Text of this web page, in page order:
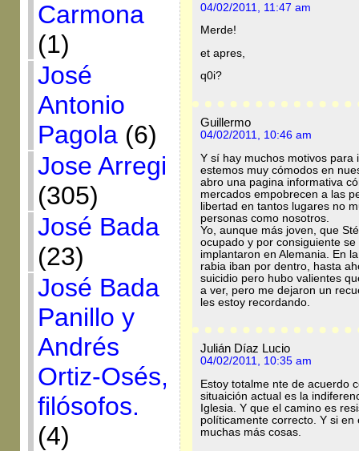
Carmona
(1)
José
Antonio
Pagola(6)
Jose Arregi
(305)
José Bada
(23)
José Bada
Panillo y
Andrés
Ortiz-Osés,
filósofos.
(4)
04/02/2011, 11:47 am
Merde!
et apres,
q0i?
Guillermo
04/02/2011, 10:46 am
Y sí hay muchos motivos para
estemos muy cómodos en
abro una pagina informativa
mercados empobrecen a las
libertad en tantos lugares no
personas como nosotros.
Yo, aunque más joven, que
ocupado y por consiguiente
implantaron en Alemania. En
rabia iban por dentro, hasta
suicidio pero hubo valientes
a ver, pero me dejaron un
les estoy recordando.
Julián Díaz Lucio
04/02/2011, 10:35 am
Estoy totalme nte de acuerdo
situaición actual es la
Iglesia. Y que el camino es
políticamente correcto. Y si
muchas más cosas.